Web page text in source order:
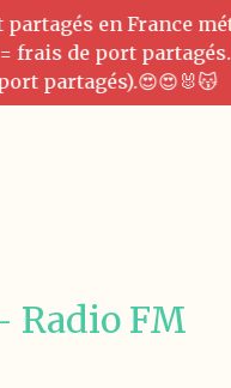
en France
frais de port
partagés).😍😍🐰😽
Radio FM